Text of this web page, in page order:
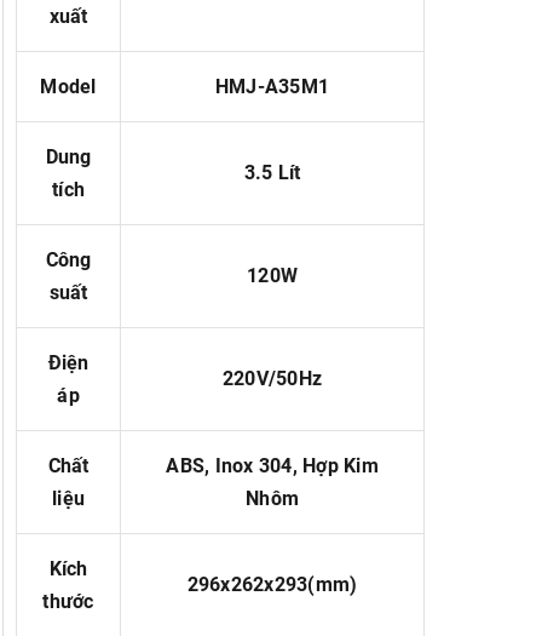
xuất
Model HMJ-A35M1
Dung
tích
3.5 Lít
Công
suất
120W
Điện
áp
220V/50Hz
Chất
liệu
ABS, Inox 304, Hợp Kim
Nhôm
Kích
thước
296x262x293(mm)